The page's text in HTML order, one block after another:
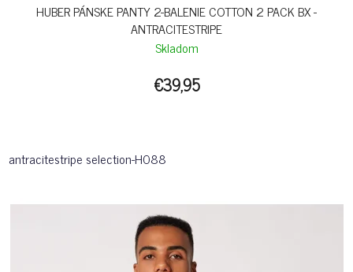
HUBER PÁNSKE PANTY 2-BALENIE COTTON 2 PACK BX -
ANTRACITESTRIPE
Skladom
€39,95
antracitestripe selection-H088